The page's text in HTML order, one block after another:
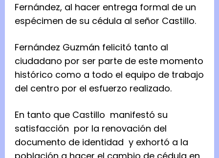
Fernández, al hacer entrega formal de un
espécimen de su cédula al señor Castillo.
Fernández Guzmán felicitó tanto al
ciudadano por ser parte de este momento
histórico como a todo el equipo de trabajo
del centro por el esfuerzo realizado.
En tanto que Castillo manifestó su
satisfacción por la renovación del
documento de identidad y exhortó a la